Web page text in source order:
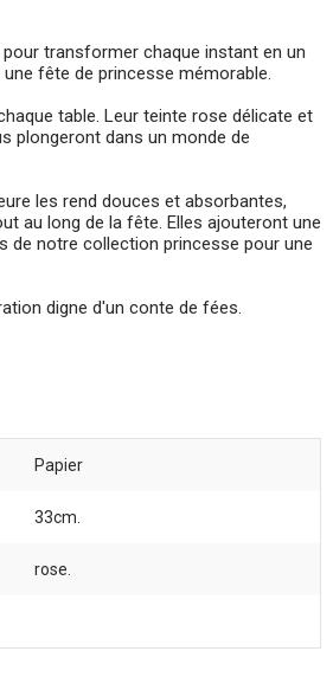
transformer chaque instant en un
fête de princesse mémorable.
table. Leur teinte rose délicate et
plongeront dans un monde de
les rend douces et absorbantes,
au long de la fête. Elles ajouteront une
de notre collection princesse pour une
digne d'un conte de fées.
Papier
33cm.
rose.